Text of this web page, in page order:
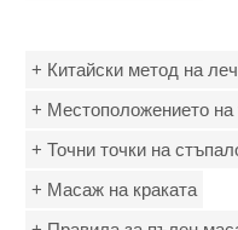
+ Китайски метод на
+ Местоположението на
+ Точни точки на
+ Масаж на краката